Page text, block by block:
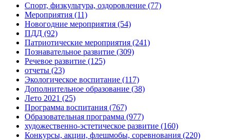
Спорт, физкультура, оздоровление (77)
Мероприятия (11)
Новогодние мероприятия (54)
ПДД (92)
Патриотические мероприятия (241)
Познавательное развитие (309)
Речевое развитие (125)
отчеты (23)
Экологическое воспитание (117)
Дополнительное образование (38)
Лето 2021 (25)
Программа воспитания (767)
Образовательная программа (977)
художественно-эстетическое развитие (160)
Конкурсы, акции, флешмобы, соревнования (220)